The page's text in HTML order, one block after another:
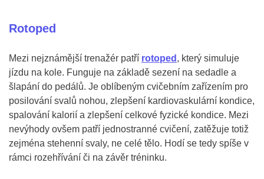
Rotoped
Mezi nejznámější trenažér patří rotoped , který simuluje
jízdu na kole. Funguje na základě sezení na sedadle a
šlapání do pedálů. Je oblíbeným cvičebním zařízením pro
posilování svalů nohou, zlepšení kardiovaskulární kondice,
spalování kalorií a zlepšení celkové fyzické kondice. Mezi
nevýhody ovšem patří jednostranné cvičení, zatěžuje totiž
zejména stehenní svaly, ne celé tělo. Hodí se tedy spíše v
rámci rozehřívání či na závěr tréninku.